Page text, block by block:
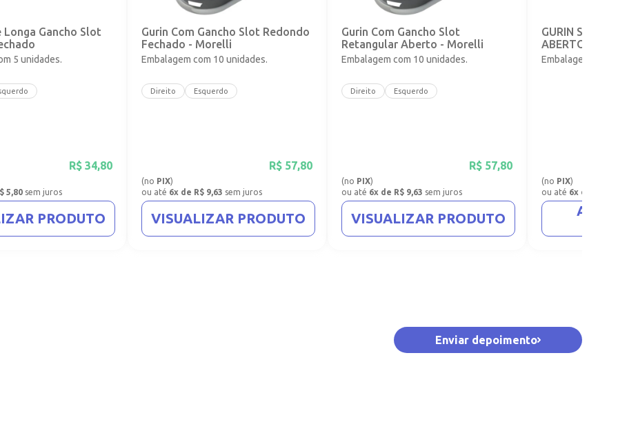
Longa Gancho Slot
5 unidades.
R$ 34,80
5,80 sem juros
PRODUTO
Gurin Com Gancho Slot Redondo
Fechado - Morelli
Embalagem com 10 unidades.
Direito Esquerdo
R$ 57,80
(no PIX)
ou até 6x de R$ 9,63 sem juros
VISUALIZAR PRODUTO
Gurin Com Gancho Slot
Retangular Aberto - Morelli
Embalagem com 10 unidades.
Direito Esquerdo
R$ 57,80
(no PIX)
ou até 6x de R$ 9,63 sem juros
VISUALIZAR PRODUTO
GURIN SLOT
ABERTO -
Embalagem com
(no PIX)
ou até 6x de R$
Enviar depoimento